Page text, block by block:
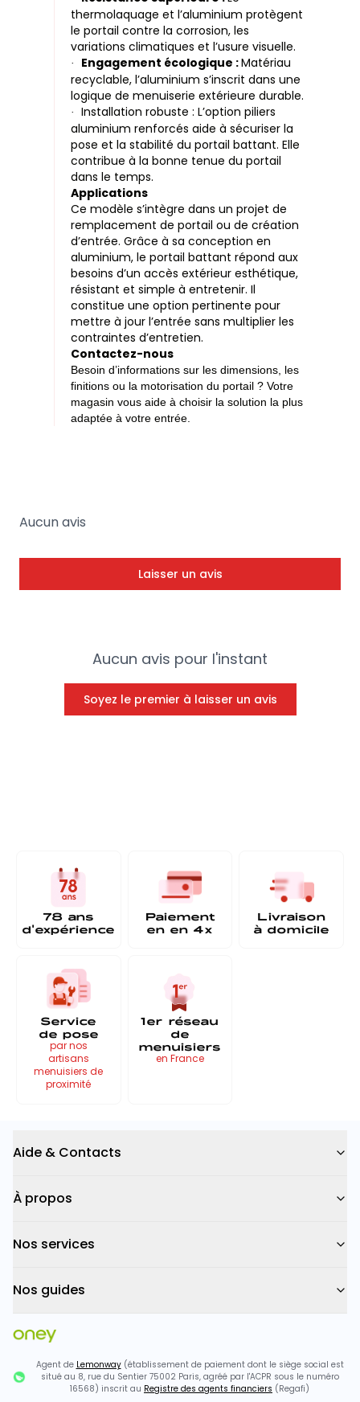
thermolaquage et l’aluminium protègent
le portail contre la corrosion, les
variations climatiques et l’usure visuelle.
· Engagement écologique :Matériau
recyclable, l’aluminium s’inscrit dans une
logique de menuiserie extérieure durable.
·
Installation robuste : L’option piliers
aluminium renforcés aide à sécuriser la
pose et la stabilité du portail battant. Elle
contribue à la bonne tenue du portail
dans le temps.
Applications
Ce modèle s’intègre dans un projet de
remplacement de portail ou de création
d’entrée. Grâce à sa conception en
aluminium, le portail battant répond aux
besoins d’un accès extérieur esthétique,
résistant et simple à entretenir. Il
constitue une option pertinente pour
mettre à jour l’entrée sans multiplier les
contraintes d’entretien.
Contactez-nous
Besoin d’informations sur les dimensions, les
finitions ou la motorisation du portail ? Votre
magasin vous aide à choisir la solution la plus
adaptée à votre entrée.
Aucun avis pour l'instant
Soyez le premier à laisser un avis
Aucun avis
Laisser un avis
78 ans
d'expérience
Paiement
en en 4x
Livraison
à domicile
Service
de pose
par nos
artisans
menuisiers de
proximité
1er réseau
de
menuisiers
en France
Aide & Contacts
À propos
Nos services
Nos guides
Agent de Lemonway(établissement de paiement dont le siège social est
situé au 8, rue du Sentier 75002 Paris, agréé par l'ACPR sous le numéro
16568) inscrit au Registre des agents financiers (Regafi)